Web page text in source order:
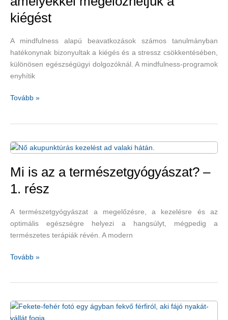
kiégést
A mindfulness alapú beavatkozások számos tanulmányban
hatékonynak bizonyultak a kiégés és a stressz csökkentésében,
különösen egészségügyi dolgozóknál. A mindfulness-programok
enyhítik
Természetes
a
kiégést
Tovább »
Mi is az a természetgyógyászat? –
1. rész
A természetgyógyászat a megelőzésre, a kezelésre és az
optimális egészségre helyezi a hangsúlyt, mégpedig a
természetes terápiák révén. A modern
Mi
természetgyógyászat?
–
Tovább »